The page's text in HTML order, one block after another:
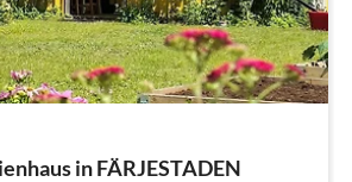
in FÄRJESTADEN